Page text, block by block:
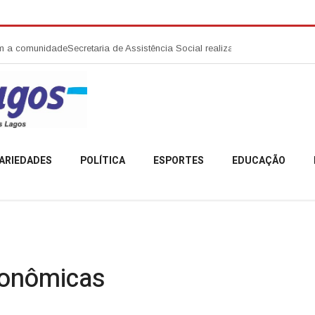
Secretaria de Assistência Social realiza abertura da
POLÍTICA ESPORTES EDUCAÇÃO